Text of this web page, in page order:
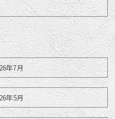
年7月
年5月